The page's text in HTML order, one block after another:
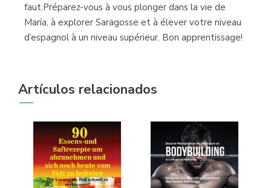
faut.Préparez-vous à vous plonger dans la vie de
María, à explorer Saragosse et à élever votre niveau
d’espagnol à un niveau supérieur. Bon apprentissage!
Artículos relacionados